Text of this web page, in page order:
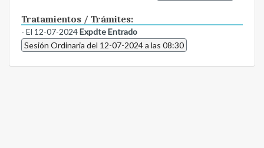
Tratamientos / Trámites:
- El 12-07-2024Expdte Entrado
Sesión Ordinaria del 12-07-2024 a las 08:30